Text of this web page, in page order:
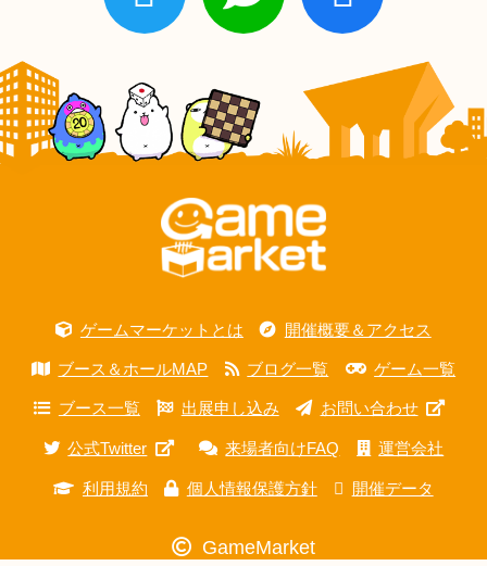
ゲームマーケットとは 開催概要＆アクセス
ブース＆ホールMAP ブログ一覧 ゲーム一覧
ブース一覧 出展申し込み お問い合わせ
公式Twitter 来場者向けFAQ 運営会社
利用規約 個人情報保護方針 開催データ
GameMarket